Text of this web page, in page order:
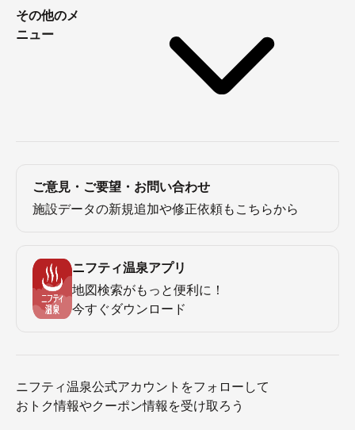
その他のメ
ニュー
ご意見・ご要望・お問い合わせ
施設データの新規追加や修正依頼もこちらから
ニフティ温泉アプリ
地図検索がもっと便利に！
今すぐダウンロード
ニフティ温泉公式アカウントをフォローして
おトク情報やクーポン情報を受け取ろう